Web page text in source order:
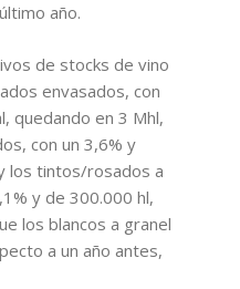
año.
de stocks de vino
envasados, con
quedando en 3 Mhl,
con un 3,6% y
los tintos/rosados a
y de 300.000 hl,
los blancos a granel
a un año antes,